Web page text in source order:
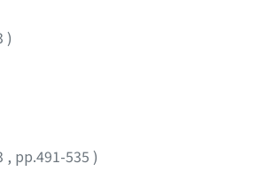
)
, pp.491-535 )